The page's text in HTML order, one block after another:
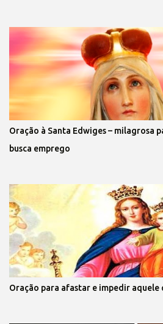
Oração à Santa Edwiges – milagrosa
busca emprego
Oração para afastar e impedir aquele